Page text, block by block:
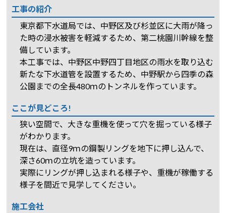
工事の紹介
東京都下水道局では、中野区及び杉並区に大雨が降っ
た時の浸水被害を軽減するため、第二桃園川幹線を整
備しています。
本工事では、中野区中野四丁目地区の雨水を取り込む
新たな下水道管を設置するため、中野駅から四季の森
公園までの全長480ｍのトンネルを作っています。
ここが見どころ!
狭い空間で、大きな重機を使って穴を掘っている様子
がわかります。
現在は、直径9ｍの鋼製リングを地下に押し込んで、
深さ60ｍの立坑を造っています。
実際にリングが押し込まれる様子や、重機が稼働する
様子を間近で見学してください。
施工会社